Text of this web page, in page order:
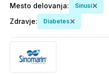
Mesto delovanja: Sinusi
Zdravje: Diabetes